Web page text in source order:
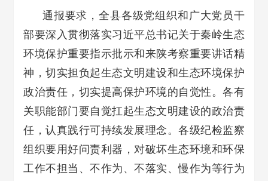
通报要求，全县各级党组织和广大党员干
部要深入贯彻落实习近平总书记关于秦岭生态
环境保护重要指示批示和来陕考察重要讲话精
神，切实担负起生态文明建设和生态环境保护
政治责任，切实提高保护环境的自觉性。各有
关职能部门要自觉扛起生态文明建设的政治责
任，认真践行可持续发展理念。各级纪检监察
组织要用好问责利器，对破坏生态环境和环保
工作不担当、不作为、不落实、慢作为等行为